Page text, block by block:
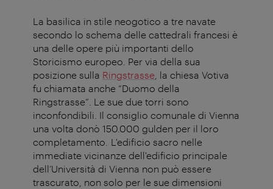
La basilica in stile neogotico a tre navate
secondo lo schema delle cattedrali francesi è
una delle opere più importanti dello
Storicismo europeo. Per via della sua
posizione sulla Ringstrasse , la chiesa Votiva
fu chiamata anche “Duomo della
Ringstrasse”. Le sue due torri sono
inconfondibili. Il consiglio comunale di Vienna
una volta donò 150.000 gulden per il loro
completamento. L'edificio sacro nelle
immediate vicinanze dell'edificio principale
dell’Università di Vienna non può essere
trascurato, non solo per le sue dimensioni